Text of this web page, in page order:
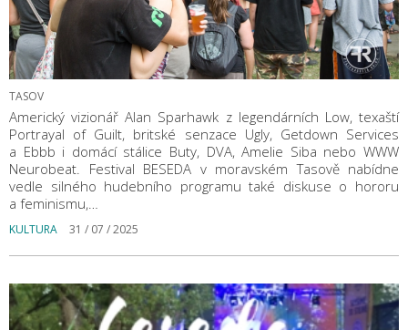
TASOV
Americký vizionář Alan Sparhawk z legendárních Low, texaští
Portrayal of Guilt, britské senzace Ugly, Getdown Services
a Ebbb i domácí stálice Buty, DVA, Amelie Siba nebo WWW
Neurobeat. Festival BESEDA v moravském Tasově nabídne
vedle silného hudebního programu také diskuse o hororu
a feminismu,…
KULTURA 31 / 07 / 2025